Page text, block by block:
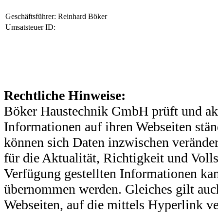
Geschäftsführer: Reinhard Böker
Umsatsteuer ID:
Rechtliche Hinweise:
Böker Haustechnik GmbH prüft und
Informationen auf ihren Webseiten
können sich Daten inzwischen
für die Aktualität, Richtigkeit und
Verfügung gestellten Informationen
übernommen werden. Gleiches gilt
Webseiten, auf die mittels Hyperlink